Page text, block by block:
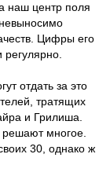
наш центр поля
Цифры его
отдать за это
тратящих
и Грилиша.
многое.
30, однако ж